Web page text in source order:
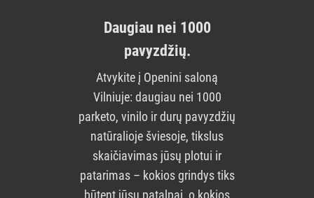
Daugiau nei 1000
pavyzdžių.
Atvykite į Openini saloną
Vilniuje: daugiau nei 1000
parketo, vinilo ir durų pavyzdžių
natūralioje šviesoje, tikslus
skaičiavimas jūsų plotui ir
patarimas – kokios grindys tiks
būtent jūsų patalpai, o kokios